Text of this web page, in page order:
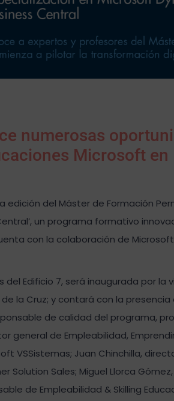
numerosas
Microsoft en
del Máster de Formación
un programa formativo
con la colaboración de
Edificio 7, será inaugurada por la
la Cruz; y contará con la
de calidad del programa,
general de Empleabilidad,
VSSistemas; Juan Chinchilla,
Solution Sales; Miguel Llorca
de Empleabilidad & Skilling